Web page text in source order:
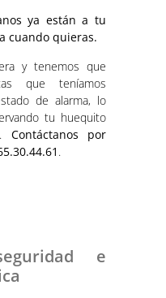
ya están a tu
cuando quieras.
y tenemos que
que teníamos
de alarma, lo
tu huequito
Contáctanos por
.
e